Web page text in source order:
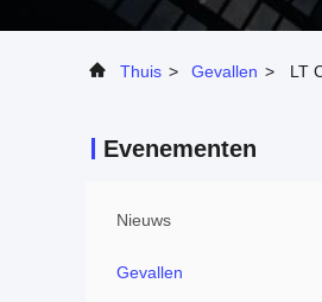
Thuis > Gevallen > LT
Evenementen
Nieuws
Gevallen